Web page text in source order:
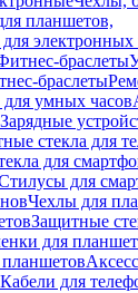
планшетов,
электронных
браслеты
браслеты
умных часов
Зарядные
стекла для
для
для
Чехлы для
Защитные
для
Кабели для